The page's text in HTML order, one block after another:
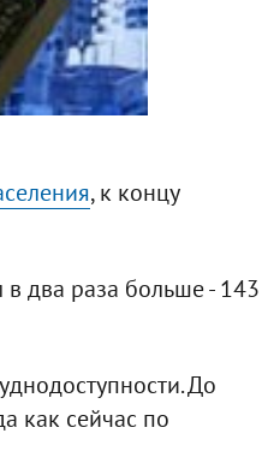
, к концу
два раза больше - 143
До
как сейчас по